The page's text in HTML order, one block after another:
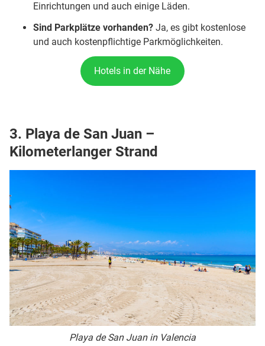
Einrichtungen und auch einige Läden.
Sind Parkplätze vorhanden? Ja, es gibt kostenlose
und auch kostenpflichtige Parkmöglichkeiten.
Hotels in der Nähe
3. Playa de San Juan –
Kilometerlanger Strand
Playa de San Juan in Valencia